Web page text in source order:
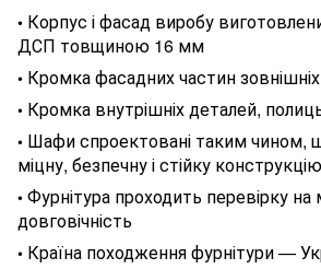
• Корпус і фасад виробу
ДСП товщиною 16 мм
• Кромка фасадних частин
• Кромка внутрішніх деталей,
• Шафи спроектовані таким чином,
міцну, безпечну і стійку конструкцію
• Фурнітура проходить перевірку на
довговічність
• Країна походження фурнітури —